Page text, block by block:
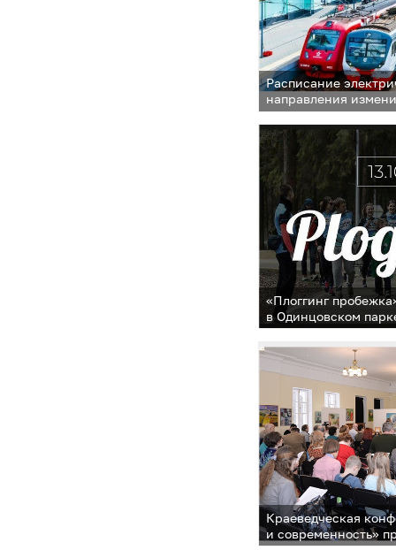
Расписание
направления
«Плоггинг
в Одинцовском
и отдыха
Краеведческая
и современность»